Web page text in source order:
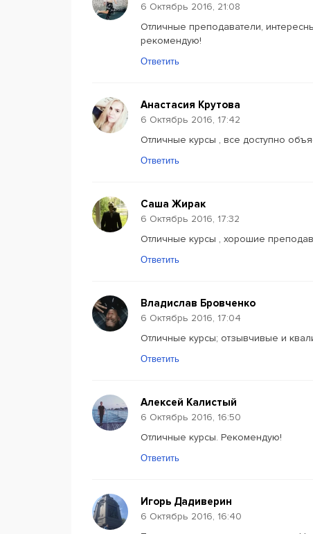
6 Октябрь 2016, 21:08
Отличные преподаватели,
рекомендую!
Ответить
Анастасия Крутова
6 Октябрь 2016, 17:42
Отличные курсы , все доступно
Ответить
Саша Жирак
6 Октябрь 2016, 17:32
Отличные курсы , хорошие
Ответить
Владислав Бровченко
6 Октябрь 2016, 17:04
Отличные курсы; отзывчивые и
Ответить
Алексей Калистый
6 Октябрь 2016, 16:50
Отличные курсы. Рекомендую!
Ответить
Игорь Дадиверин
6 Октябрь 2016, 16:40